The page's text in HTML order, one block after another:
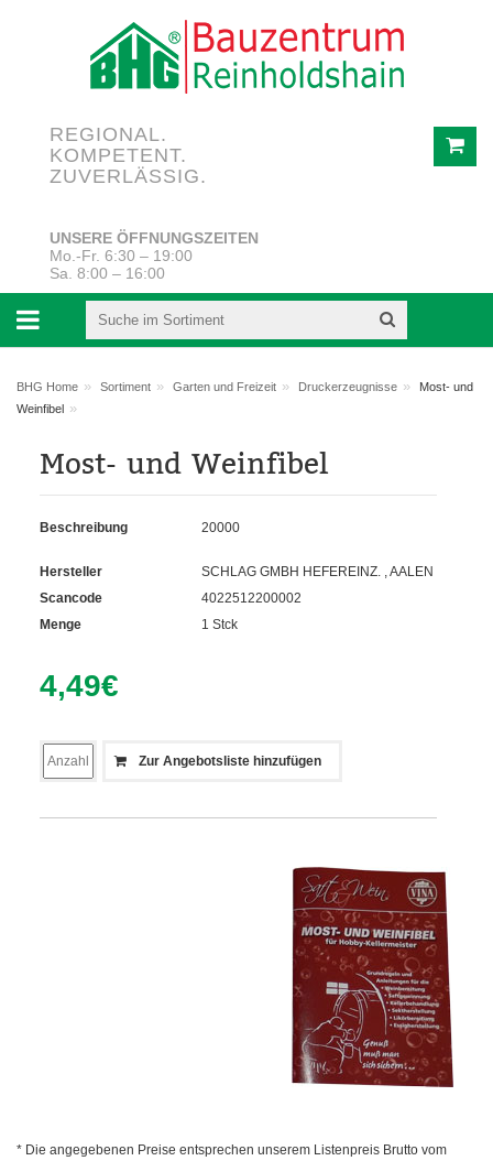
REGIONAL.
KOMPETENT.
ZUVERLÄSSIG.
UNSERE ÖFFNUNGSZEITEN
Mo.-Fr. 6:30 – 19:00
Sa. 8:00 – 16:00
BHG Home » Sortiment » Garten und Freizeit » Druckerzeugnisse »
Most- und
Weinfibel »
Most- und Weinfibel
Beschreibung 20000
Hersteller
SCHLAG GMBH HEFEREINZ. , AALEN
Scancode
4022512200002
Menge
1 Stck
4,49€
Zur Angebotsliste hinzufügen
* Die angegebenen Preise entsprechen unserem Listenpreis Brutto vom